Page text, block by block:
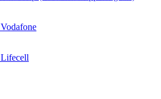
Vodafone
Lifecell